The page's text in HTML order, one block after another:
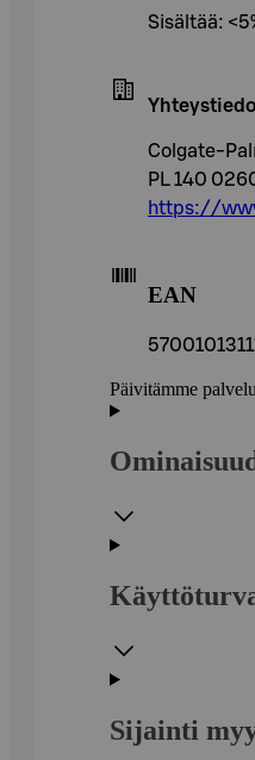
Sisältää:
Colgate-
PL 140
https://
EAN
Päivitämme
Sijainti